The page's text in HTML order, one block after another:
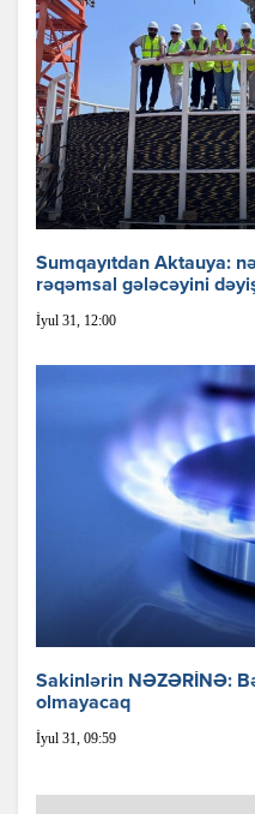
Sumqayıtdan Aktauya:
rəqəmsal gələcəyini
İyul 31, 12:00
Sakinlərin NƏZƏRİNƏ:
olmayacaq
İyul 31, 09:59